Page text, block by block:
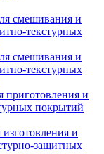
смешивания и
текстурных
смешивания и
текстурных
приготовления и
покрытий
и
защитных